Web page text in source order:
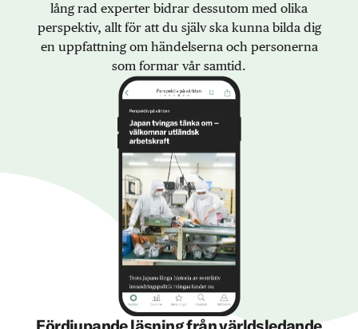
lång rad experter bidrar dessutom med olika
perspektiv, allt för att du själv ska kunna bilda dig
en uppfattning om händelserna och personerna
som formar vår samtid.